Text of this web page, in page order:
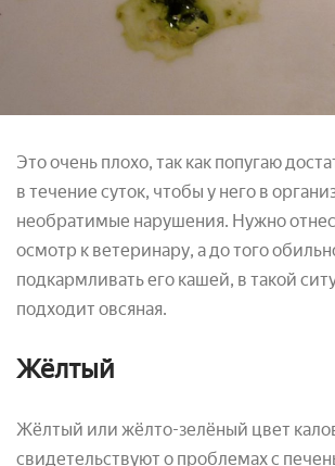
Это очень плохо, так как попугаю
в течение суток, чтобы у него в
необратимые нарушения. Нужно
осмотр к ветеринару, а до того
подкармливать его кашей, в такой
подходит овсяная.
Жёлтый
Жёлтый или жёлто-зелёный цвет
свидетельствуют о проблемах с